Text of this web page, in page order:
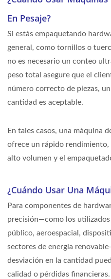
En Pesaje?
Si estás empaquetando
general, como tornillos o
no es necesario un conteo
peso total asegure que el
número correcto de piezas,
cantidad es aceptable.
En tales casos, una máquina
ofrece un rápido
alto volumen y el
¿Cuándo Usar Una
Para componentes de
precisión—como los
público, aeroespacial,
sectores de energía
desviación en la cantidad
calidad o pérdidas financieras.